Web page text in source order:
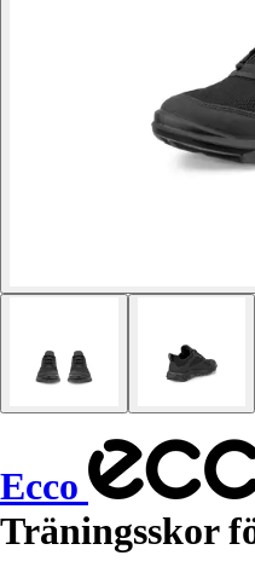
Ecco
Träningsskor